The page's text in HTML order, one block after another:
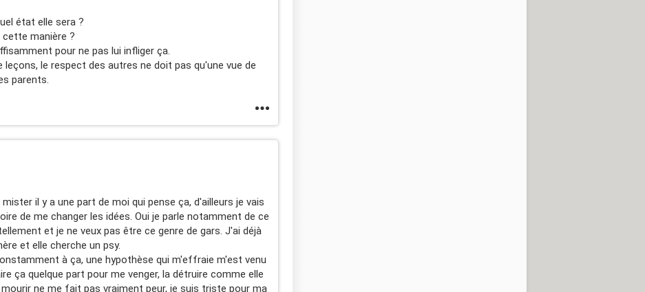
état elle sera ?
manière ?
pour ne pas lui infliger ça.
le respect des autres ne doit pas qu'une vue de
parents.
il y a une part de moi qui pense ça, d'ailleurs je vais
de me changer les idées. Oui je parle notamment de ce
et je ne veux pas être ce genre de gars. J'ai déjà
et elle cherche un psy.
à ça, une hypothèse qui m'effraie m'est venu
ça quelque part pour me venger, la détruire comme elle
ne me fait pas vraiment peur, je suis triste pour ma